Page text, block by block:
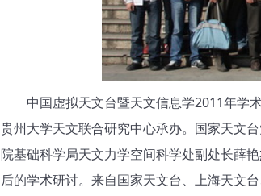
中国虚拟天文台暨天文信息学2011年学术
贵州大学天文联合研究中心承办。国家天文
院基础科学局天文力学空间科学处副处长薛
后的学术研讨。来自国家天文台、上海天文